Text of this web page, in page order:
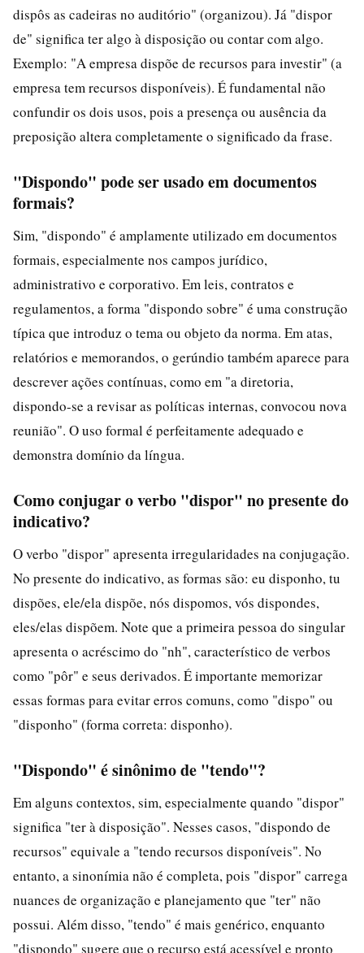
dispôs as cadeiras no auditório" (organizou). Já "dispor
de" significa ter algo à disposição ou contar com algo.
Exemplo: "A empresa dispõe de recursos para investir" (a
empresa tem recursos disponíveis). É fundamental não
confundir os dois usos, pois a presença ou ausência da
preposição altera completamente o significado da frase.
"Dispondo" pode ser usado em documentos
formais?
Sim, "dispondo" é amplamente utilizado em documentos
formais, especialmente nos campos jurídico,
administrativo e corporativo. Em leis, contratos e
regulamentos, a forma "dispondo sobre" é uma construção
típica que introduz o tema ou objeto da norma. Em atas,
relatórios e memorandos, o gerúndio também aparece para
descrever ações contínuas, como em "a diretoria,
dispondo-se a revisar as políticas internas, convocou nova
reunião". O uso formal é perfeitamente adequado e
demonstra domínio da língua.
Como conjugar o verbo "dispor" no presente do
indicativo?
O verbo "dispor" apresenta irregularidades na conjugação.
No presente do indicativo, as formas são: eu disponho, tu
dispões, ele/ela dispõe, nós dispomos, vós dispondes,
eles/elas dispõem. Note que a primeira pessoa do singular
apresenta o acréscimo do "nh", característico de verbos
como "pôr" e seus derivados. É importante memorizar
essas formas para evitar erros comuns, como "dispo" ou
"disponho" (forma correta: disponho).
"Dispondo" é sinônimo de "tendo"?
Em alguns contextos, sim, especialmente quando "dispor"
significa "ter à disposição". Nesses casos, "dispondo de
recursos" equivale a "tendo recursos disponíveis". No
entanto, a sinonímia não é completa, pois "dispor" carrega
nuances de organização e planejamento que "ter" não
possui. Além disso, "tendo" é mais genérico, enquanto
"dispondo" sugere que o recurso está acessível e pronto